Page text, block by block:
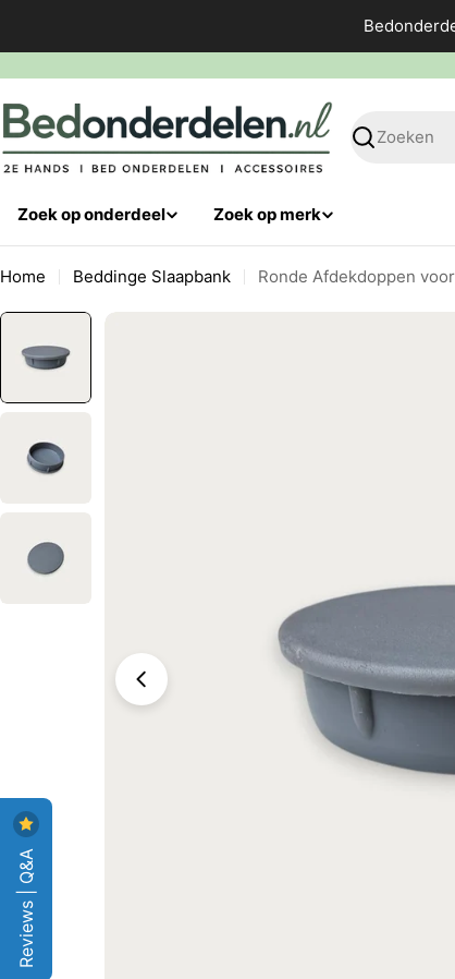
inhoud
Zoeken
Zoek op onderdeel Zoek op merk
Home Beddinge Slaapbank Ronde Afdekdoppen
Ga
Foto 0 zichtbaar in de afbeeldingen
Reviews | Q&A